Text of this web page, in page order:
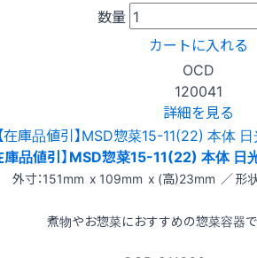
数量
カートに入れる
OCD
120041
詳細を見る
庫品値引】MSD惣菜15-11(22) 本体
外寸：151mm x 109mm x (高)23mm ／ 形状
煮物やお惣菜におすすめの惣菜容器で